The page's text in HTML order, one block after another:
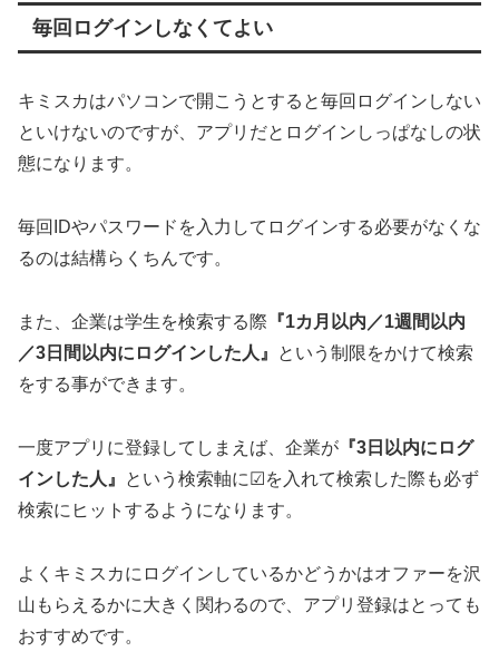
毎回ログインしなくてよい
キミスカはパソコンで開こうとすると毎回ログインしない
といけないのですが、アプリだとログインしっぱなしの状
態になります。
毎回IDやパスワードを入力してログインする必要がなくな
るのは結構らくちんです。
また、企業は学生を検索する際 『1カ月以内／1週間以内
／3日間以内にログインした人』
という制限をかけて検索
をする事ができます。
一度アプリに登録してしまえば、企業が 『3日以内にログ
インした人』
という検索軸に☑を入れて検索した際も必ず
検索にヒットするようになります。
よくキミスカにログインしているかどうかはオファーを沢
山もらえるかに大きく関わるので、アプリ登録はとっても
おすすめです。